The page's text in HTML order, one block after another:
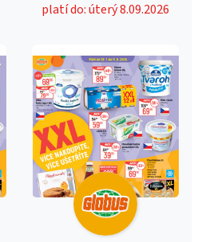
platí do: úterý 8.09.2026